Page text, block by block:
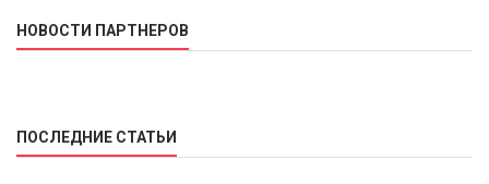
НОВОСТИ ПАРТНЕРОВ
ПОСЛЕДНИЕ СТАТЬИ